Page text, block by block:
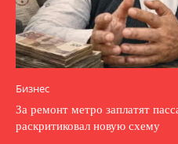
Бизнес
За ремонт метро заплатят
раскритиковал новую схему